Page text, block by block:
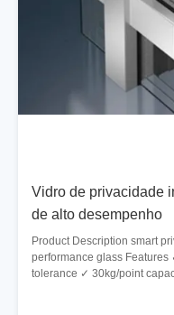
Vidro de privacidade
de alto desempenho
Product Description smart
performance glass Features
tolerance ✓ 30kg/point